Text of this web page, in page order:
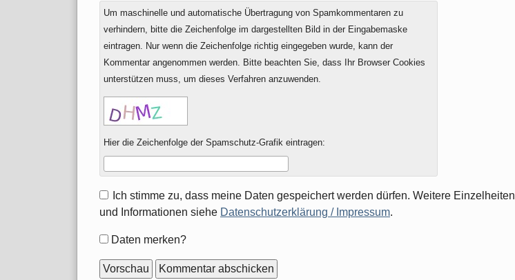
Um maschinelle und automatische Übertragung von Spamkommentaren zu
verhindern, bitte die Zeichenfolge im dargestellten Bild in der Eingabemaske
eintragen. Nur wenn die Zeichenfolge richtig eingegeben wurde, kann der
Kommentar angenommen werden. Bitte beachten Sie, dass Ihr Browser Cookies
unterstützen muss, um dieses Verfahren anzuwenden.
Hier die Zeichenfolge der Spamschutz-Grafik eintragen:
Ich stimme zu, dass meine Daten gespeichert werden dürfen. Weitere Einzelheiten
und Informationen siehe Datenschutzerklärung / Impressum.
Formular-
Daten merken?